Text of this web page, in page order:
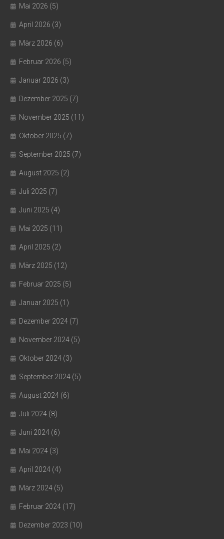
Mai 2026 (5)
April 2026 (3)
März 2026 (6)
Februar 2026 (5)
Januar 2026 (3)
Dezember 2025 (7)
November 2025 (11)
Oktober 2025 (7)
September 2025 (7)
August 2025 (2)
Juli 2025 (7)
Juni 2025 (4)
Mai 2025 (11)
April 2025 (2)
März 2025 (12)
Februar 2025 (5)
Januar 2025 (1)
Dezember 2024 (7)
November 2024 (5)
Oktober 2024 (3)
September 2024 (5)
August 2024 (6)
Juli 2024 (8)
Juni 2024 (6)
Mai 2024 (3)
April 2024 (4)
März 2024 (5)
Februar 2024 (17)
Dezember 2023 (10)